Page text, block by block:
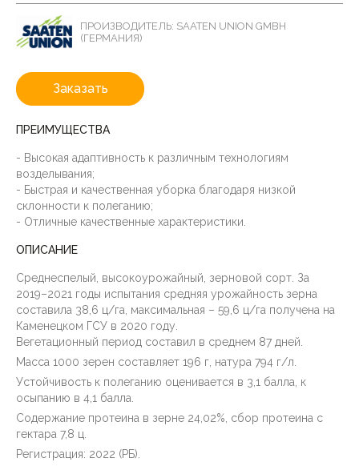
ПРОИЗВОДИТЕЛЬ: SAATEN UNION GMBH
(ГЕРМАНИЯ)
Заказать
ПРЕИМУЩЕСТВА
- Высокая адаптивность к различным технологиям
возделывания;
- Быстрая и качественная уборка благодаря низкой
склонности к полеганию;
- Отличные качественные характеристики.
ОПИСАНИЕ
Среднеспелый, высокоурожайный, зерновой сорт. За
2019–2021 годы испытания средняя урожайность зерна
составила 38,6 ц/га, максимальная – 59,6 ц/га получена на
Каменецком ГСУ в 2020 году.
Вегетационный период составил в среднем 87 дней.
Масса 1000 зерен составляет 196 г, натура 794 г/л.
Устойчивость к полеганию оценивается в 3,1 балла, к
осыпанию в 4,1 балла.
Содержание протеина в зерне 24,02%, сбор протеина с
гектара 7,8 ц.
Регистрация: 2022 (РБ).